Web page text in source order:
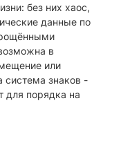
без них хаос,
данные по
в
или
система знаков -
для порядка на